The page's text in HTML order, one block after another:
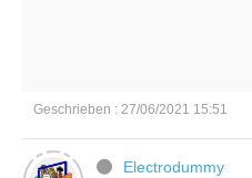
Geschrieben : 27/06/2021 15:51
Electrodummy